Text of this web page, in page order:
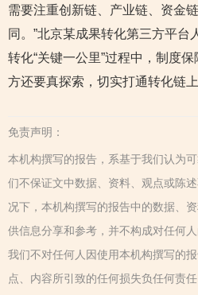
需要注重创新链、产业链、资金
同。”北京某成果转化第三方平台
转化“关键一公里”过程中，制度
方还要真探索，切实打通转化链上
免责声明：
本机构撰写的报告，系基于我们认为
们不保证文中数据、资料、观点或陈
况下，本机构撰写的报告中的数据、
供信息分享和参考，并不构成对任何
我们不对任何人因使用本机构撰写的
点、内容所引致的任何损失负任何责